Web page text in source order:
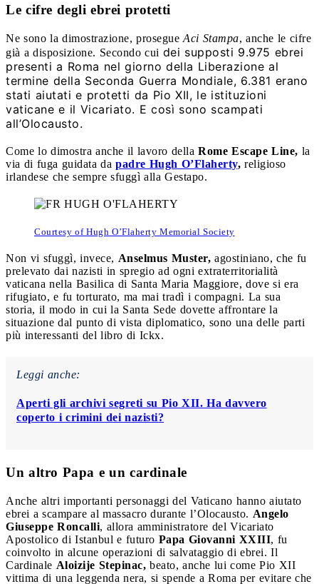
Le cifre degli ebrei protetti
Ne sono la dimostrazione, prosegue Aci Stampa, anche le cifre
già a disposizione. Secondo cui dei supposti 9.975 ebrei
presenti a Roma nel giorno della Liberazione al
termine della Seconda Guerra Mondiale, 6.381 erano
stati aiutati e protetti da Pio XII, le istituzioni
vaticane e il Vicariato. E così sono scampati
all’Olocausto.
Come lo dimostra anche il lavoro della Rome Escape Line, la
via di fuga guidata da padre Hugh O’Flaherty, religioso
irlandese che sempre sfuggì alla Gestapo.
Courtesy of Hugh O’Flaherty Memorial Society
Non vi sfuggì, invece, Anselmus Muster, agostiniano, che fu
prelevato dai nazisti in spregio ad ogni extraterritorialità
vaticana nella Basilica di Santa Maria Maggiore, dove si era
rifugiato, e fu torturato, ma mai tradì i compagni. La sua
storia, il modo in cui la Santa Sede dovette affrontare la
situazione dal punto di vista diplomatico, sono una delle parti
più interessanti del libro di Ickx.
Leggi anche:
Aperti gli archivi segreti su Pio XII. Ha davvero
coperto i crimini dei nazisti?
Un altro Papa e un cardinale
Anche altri importanti personaggi del Vaticano hanno aiutato
ebrei a scampare al massacro durante l’Olocausto. Angelo
Giuseppe Roncalli, allora amministratore del Vicariato
Apostolico di Istanbul e futuro Papa Giovanni XXIII, fu
coinvolto in alcune operazioni di salvataggio di ebrei. Il
Cardinale Aloizije Stepinac, beato, anche lui come Pio XII
vittima di una leggenda nera, si spende a Roma per evitare che